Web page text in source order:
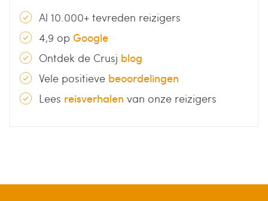
Al 10.000+ tevreden reizigers
4,9 op Google
Ontdek de Crusj blog
Vele positieve beoordelingen
Lees reisverhalen van onze reizigers